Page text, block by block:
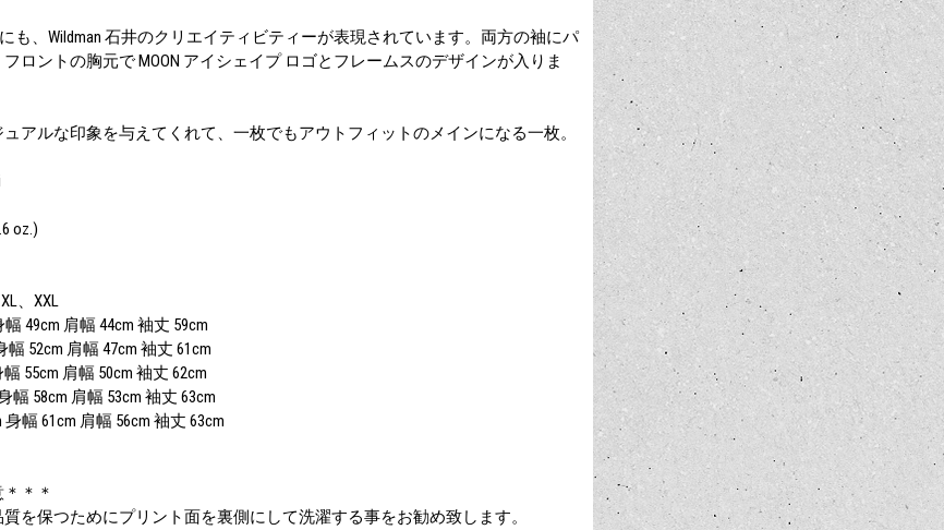
にも、Wildman 石井のクリエイティビティーが表現されています。両方の袖にパ
ロントの胸元で MOON アイシェイプ ロゴとフレームスのデザインが入りま
アルな印象を与えてくれて、一枚でもアウトフィットのメインになる一枚。
oz.)
、XXL
49cm 肩幅 44cm 袖丈 59cm
52cm 肩幅 47cm 袖丈 61cm
55cm 肩幅 50cm 袖丈 62cm
幅 58cm 肩幅 53cm 袖丈 63cm
幅 61cm 肩幅 56cm 袖丈 63cm
＊＊
を保つためにプリント面を裏側にして洗濯する事をお勧め致します。